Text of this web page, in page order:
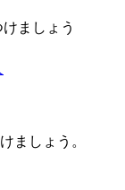
ましょう
ましょう。